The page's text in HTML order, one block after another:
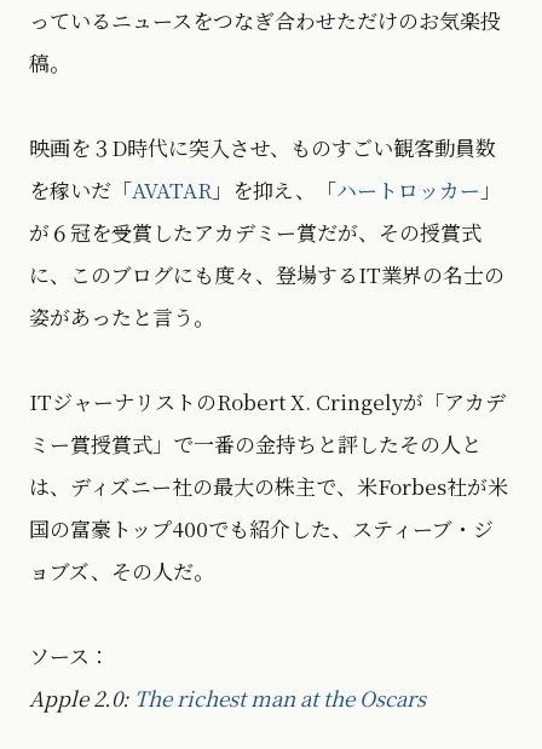
っているニュースをつなぎ合わせただけのお気楽投
稿。
映画を３D時代に突入させ、ものすごい観客動員数
を稼いだ「AVATAR 」を抑え、「ハートロッカー 」
が６冠を受賞したアカデミー賞だが、その授賞式
に、このブログにも度々、登場するIT業界の名士の
姿があったと言う。
ITジャーナリストのRobert X. Cringelyが「アカデ
ミー賞授賞式」で一番の金持ちと評したその人と
は、ディズニー社の最大の株主で、米Forbes社が米
国の富豪トップ400でも紹介した、スティーブ・ジ
ョブズ、その人だ。
ソース：
Apple 2.0: The richest man at the Oscars